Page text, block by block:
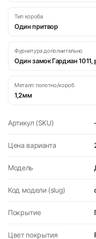
Тип короба
Один притвор
Фурнитура дополнительно
Один замок Гардиан
Металл: полотно/короб
1,2мм
Артикул (SKU)
Цена варианта
Модель
Код модели (slug)
Покрытие
Цвет покрытия